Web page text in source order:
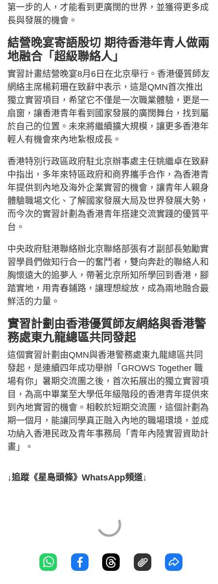
第一步的人，才能看到更廣闊的世界，並獲得更多成
長與發展的機會。
結營晚宴寄語殷切 期待香港年青人做兩
地融合「超級聯絡人」
實習計畫結營晚宴8月6日在北京舉行。香港優質師友
網絡主席楊莉珊在致辭中表示，這是QMN首次推出
獨立實習項目，希望它不僅是一次職業體驗，更是一
扇窗，讓香港青年看到國家發展的廣闊舞台，找到屬
於自己的位置。未來將繼續擴大規模，讓更多香港年
輕人有機會來內地紮根成長。
香港特別行政區政府駐北京辦事處主任姚繼卓在致辭
中指出，多年來特區政府和商界攜手合作，為香港青
年提供到內地及海外企業實習的機會，讓青年人親身
體驗職場文化、了解國家發展大局及世界發展大勢，
而今次的實習計劃為香港青年搭建交流實踐的優質平
台。
中央政府駐港聯絡辦北京聯絡部張有才副部長勉勵實
習學員們做知行合一的奮鬥者，雙向奔赴的聯絡人和
胸懷遠大的追夢人，帶著北京所知所學回到香港，腳
踏實地，用青春鋪路，讓理想綻放，成為兩地融合最
鮮活的力量。
實習計劃由香港優質師友網絡與香港警
務處東九龍總區共同發起
這個實習計劃由QMN與香港警務處東九龍總區共同
發起，是連續四年成功舉辦「GROWS Together 職
場有你」暑期交流團之後，首次拓展出的獨立實習項
目，為高中畢業至大學低年級階段的香港青年提供來
到內地實習的機會。相較於短期交流團，這個計劃為
期一個月，能讓同學真正融入內地的職場環境，並成
功納入香港民政及青年事務局「青年內陸實習資助計
畫」。
↓追蹤《星島頭條》WhatsApp頻道↓